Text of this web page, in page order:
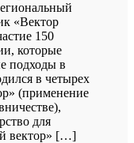
«Вектор
150
которые
подходы в
в четырех
(применение
для
вектор» […]